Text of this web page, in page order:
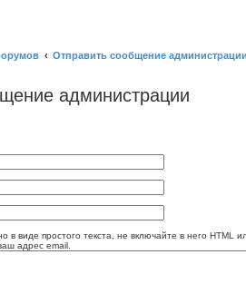
Отправить сообщение
администрации
в виде простого текста, не включайте в него HTML
адрес email.